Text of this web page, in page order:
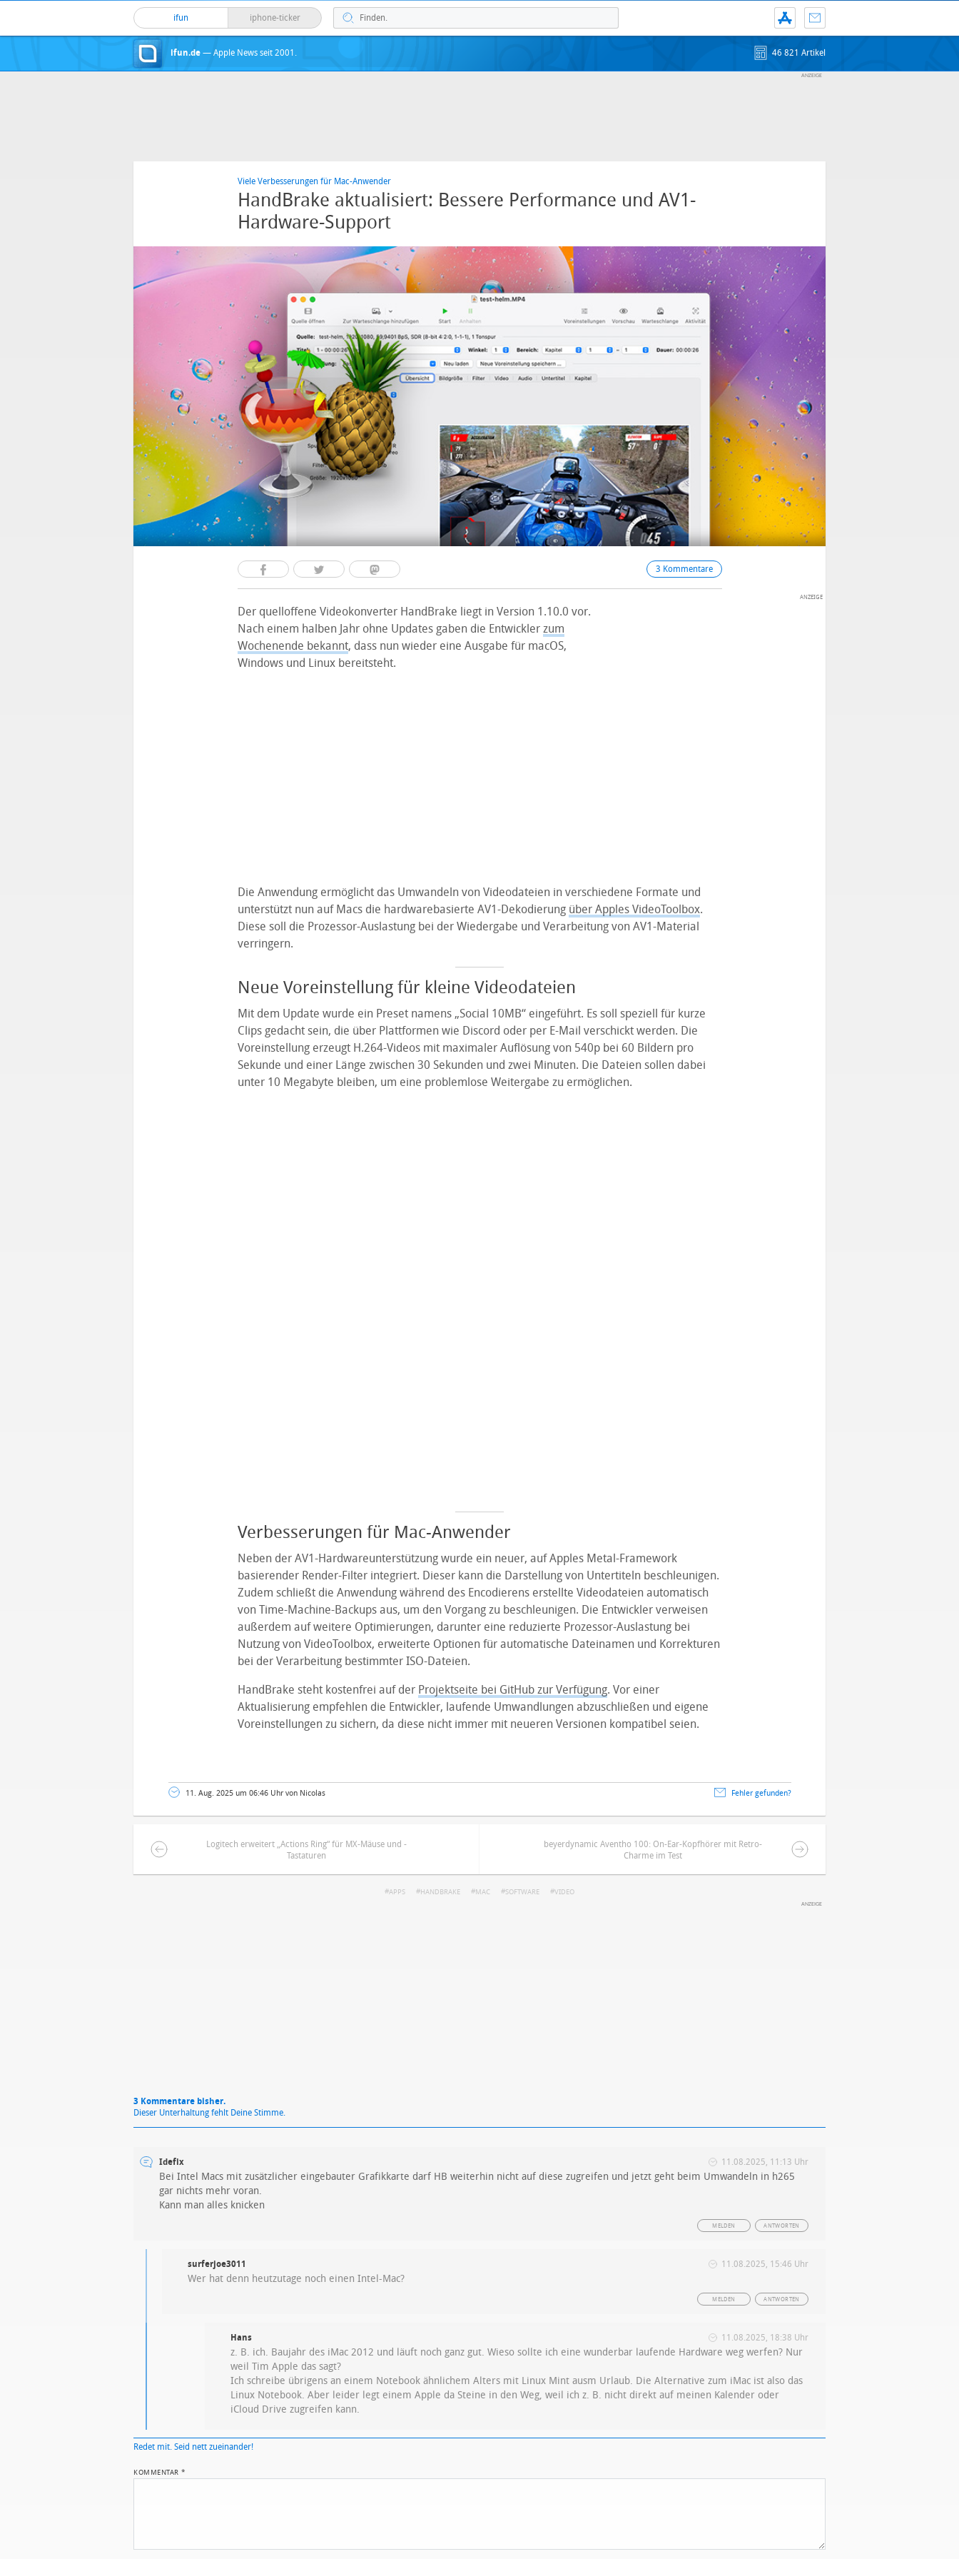
ifun iphone-ticker
ifun.de — Apple News seit 2001. 46 821 Artikel
Viele Verbesserungen für Mac-Anwender
HandBrake aktualisiert: Bessere Performance und AV1-
Hardware-Support
3 Kommentare
Der quelloffene Videokonverter HandBrake liegt in Version 1.10.0 vor.
Nach einem halben Jahr ohne Updates gaben die Entwickler zum
Wochenende bekannt, dass nun wieder eine Ausgabe für macOS,
Windows und Linux bereitsteht.
Die Anwendung ermöglicht das Umwandeln von Videodateien in verschiedene Formate und
unterstützt nun auf Macs die hardwarebasierte AV1-Dekodierung über Apples VideoToolbox.
Diese soll die Prozessor-Auslastung bei der Wiedergabe und Verarbeitung von AV1-Material
verringern.
Neue Voreinstellung für kleine Videodateien
Mit dem Update wurde ein Preset namens „Social 10MB“ eingeführt. Es soll speziell für kurze
Clips gedacht sein, die über Plattformen wie Discord oder per E-Mail verschickt werden. Die
Voreinstellung erzeugt H.264-Videos mit maximaler Auflösung von 540p bei 60 Bildern pro
Sekunde und einer Länge zwischen 30 Sekunden und zwei Minuten. Die Dateien sollen dabei
unter 10 Megabyte bleiben, um eine problemlose Weitergabe zu ermöglichen.
Verbesserungen für Mac-Anwender
Neben der AV1-Hardwareunterstützung wurde ein neuer, auf Apples Metal-Framework
basierender Render-Filter integriert. Dieser kann die Darstellung von Untertiteln beschleunigen.
Zudem schließt die Anwendung während des Encodierens erstellte Videodateien automatisch
von Time-Machine-Backups aus, um den Vorgang zu beschleunigen. Die Entwickler verweisen
außerdem auf weitere Optimierungen, darunter eine reduzierte Prozessor-Auslastung bei
Nutzung von VideoToolbox, erweiterte Optionen für automatische Dateinamen und Korrekturen
bei der Verarbeitung bestimmter ISO-Dateien.
HandBrake steht kostenfrei auf der Projektseite bei GitHub zur Verfügung. Vor einer
Aktualisierung empfehlen die Entwickler, laufende Umwandlungen abzuschließen und eigene
Voreinstellungen zu sichern, da diese nicht immer mit neueren Versionen kompatibel seien.
11. Aug. 2025 um 06:46 Uhr von Nicolas Fehler gefunden?
Logitech erweitert „Actions Ring“ für MX-Mäuse und -
Tastaturen
beyerdynamic Aventho 100: On-Ear-Kopfhörer mit Retro-
Charme im Test
APPS HANDBRAKE MAC SOFTWARE VIDEO
3 Kommentare bisher.
Dieser Unterhaltung fehlt Deine Stimme.
Idefix 11.08.2025, 11:13 Uhr
Bei Intel Macs mit zusätzlicher eingebauter Grafikkarte darf HB weiterhin nicht auf diese zugreifen und jetzt geht beim Umwandeln in h265
gar nichts mehr voran.
Kann man alles knicken
ANTWORTEN
MELDEN
surferjoe3011 11.08.2025, 15:46 Uhr
Wer hat denn heutzutage noch einen Intel-Mac?
ANTWORTEN
MELDEN
Hans 11.08.2025, 18:38 Uhr
z. B. ich. Baujahr des iMac 2012 und läuft noch ganz gut. Wieso sollte ich eine wunderbar laufende Hardware weg werfen? Nur
weil Tim Apple das sagt?
Ich schreibe übrigens an einem Notebook ähnlichem Alters mit Linux Mint ausm Urlaub. Die Alternative zum iMac ist also das
Linux Notebook. Aber leider legt einem Apple da Steine in den Weg, weil ich z. B. nicht direkt auf meinen Kalender oder
iCloud Drive zugreifen kann.
Redet mit. Seid nett zueinander!
KOMMENTAR *